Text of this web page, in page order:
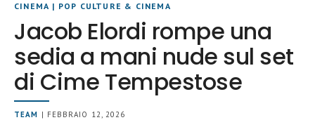
CINEMA | POP CULTURE & CINEMA
Jacob Elordi rompe una
sedia a mani nude sul set
di Cime Tempestose
TEAM | FEBBRAIO 12, 2026